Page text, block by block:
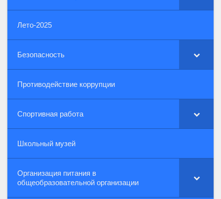
Лето-2025
Безопасность
Противодействие коррупции
Спортивная работа
Школьный музей
Организация питания в
общеобразовательной организации